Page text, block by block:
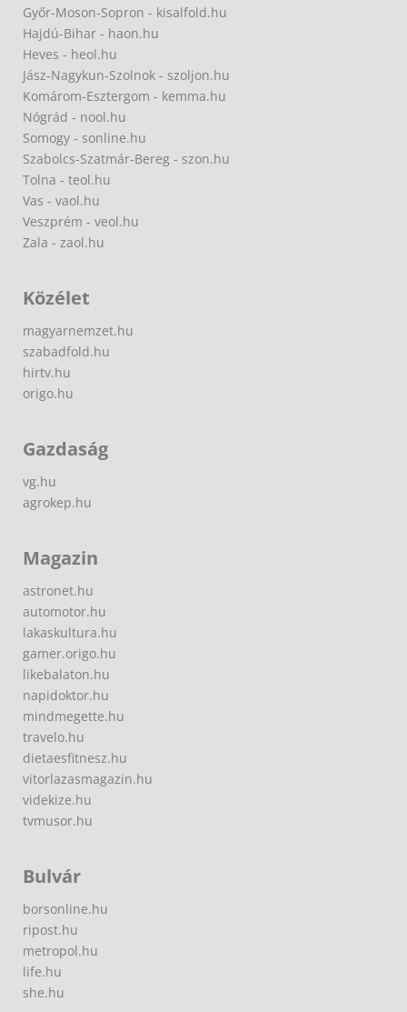
Győr-Moson-Sopron - kisalfold.hu
Hajdú-Bihar - haon.hu
Heves - heol.hu
Jász-Nagykun-Szolnok - szoljon.hu
Komárom-Esztergom - kemma.hu
Nógrád - nool.hu
Somogy - sonline.hu
Szabolcs-Szatmár-Bereg - szon.hu
Tolna - teol.hu
Vas - vaol.hu
Veszprém - veol.hu
Zala - zaol.hu
Közélet
magyarnemzet.hu
szabadfold.hu
hirtv.hu
origo.hu
Gazdaság
vg.hu
agrokep.hu
Magazin
astronet.hu
automotor.hu
lakaskultura.hu
gamer.origo.hu
likebalaton.hu
napidoktor.hu
mindmegette.hu
travelo.hu
dietaesfitnesz.hu
vitorlazasmagazin.hu
videkize.hu
tvmusor.hu
Bulvár
borsonline.hu
ripost.hu
metropol.hu
life.hu
she.hu